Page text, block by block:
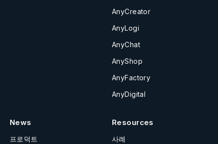
AnyCreator
AnyLogi
AnyChat
AnyShop
AnyFactory
AnyDigital
News
프로덕트
Resources
사례